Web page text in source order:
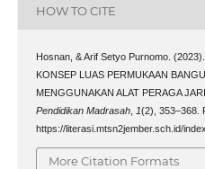
HOW TO CITE
Hosnan, & Arif Setyo Purnomo.
KONSEP LUAS PERMUKAAN
MENGGUNAKAN ALAT PERAGA
Pendidikan Madrasah, 1(2), 353–368.
https://literasi.mtsn2jember.sch.id/
More Citation Formats